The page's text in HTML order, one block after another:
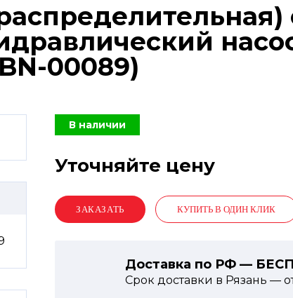
00089)
В наличии
Уточняйте цену
КУПИТЬ В ОДИН КЛИК
Доставка по РФ —
Срок доставки в Рязань —